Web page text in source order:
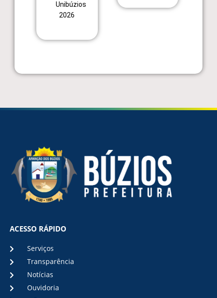
Unibúzios
2026
ACESSO RÁPIDO
Serviços
Transparência
Notícias
Ouvidoria